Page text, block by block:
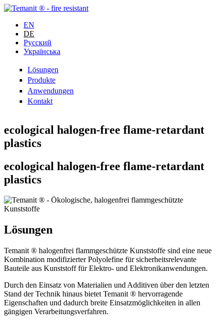
EN
DE
Русский
Українська
Lösungen
Produkte
Anwendungen
Kontakt
ecological halogen-free flame-retardant
plastics
ecological halogen-free flame-retardant
plastics
Lösungen
Temanit ® halogenfrei flammgeschützte Kunststoffe sind eine neue
Kombination modifizierter Polyolefine für sicherheitsrelevante
Bauteile aus Kunststoff für Elektro- und Elektronikanwendungen.
Durch den Einsatz von Materialien und Additiven über den letzten
Stand der Technik hinaus bietet Temanit ® hervorragende
Eigenschaften und dadurch breite Einsatzmöglichkeiten in allen
gängigen Verarbeitungsverfahren.